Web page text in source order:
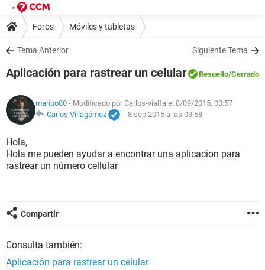
Foros Móviles y tabletas
Tema Anterior Siguiente Tema
Aplicación para rastrear un celular Resuelto/Cerrado
maripo80 - Modificado por Carlos-vialfa el 8/09/2015, 03:57
Carlos Villagómez
- 8 sep 2015 a las 03:58
Hola,
Hola me pueden ayudar a encontrar una aplicacion para
rastrear un número cellular
Compartir
Consulta también:
Aplicación para rastrear un celular